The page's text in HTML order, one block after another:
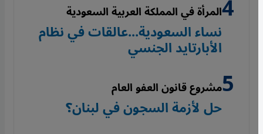
المرأة في المملكة العربية السعودية
نساء السعودية...عالقات في نظام
الأبارتايد الجنسي
مشروع قانون العفو العام
حل لأزمة السجون في لبنان؟